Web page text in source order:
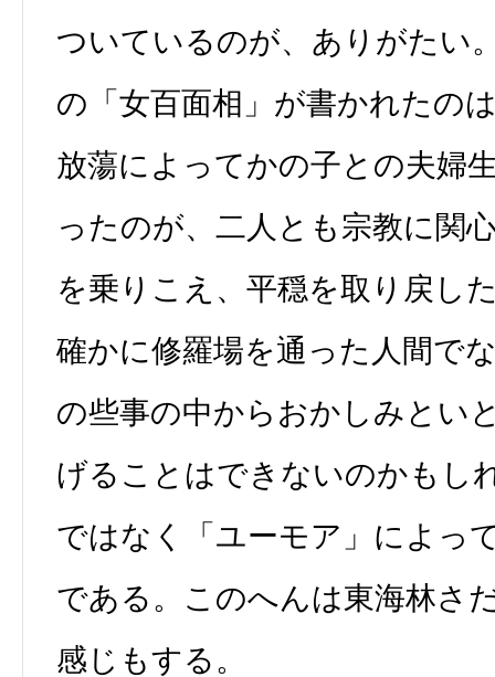
ついているのが、ありがたい
の「女百面相」が書かれたの
放蕩によってかの子との夫婦
ったのが、二人とも宗教に関
を乗りこえ、平穏を取り戻し
確かに修羅場を通った人間で
の些事の中からおかしみとい
げることはできないのかもし
ではなく「ユーモア」によっ
である。このへんは東海林さ
感じもする。